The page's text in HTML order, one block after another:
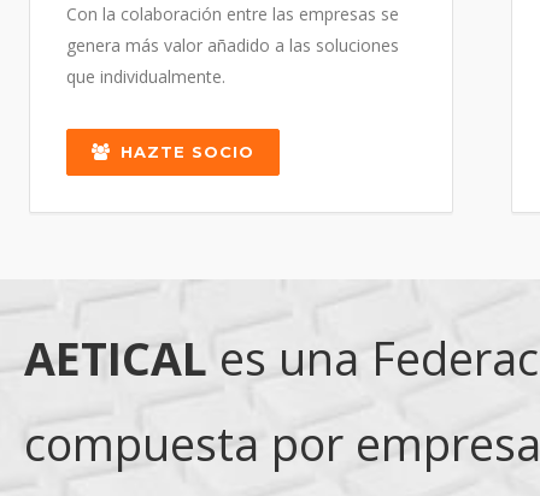
Con la colaboración entre las empresas se
genera más valor añadido a las soluciones
que individualmente.
HAZTE SOCIO
AETICAL es una
compuesta por